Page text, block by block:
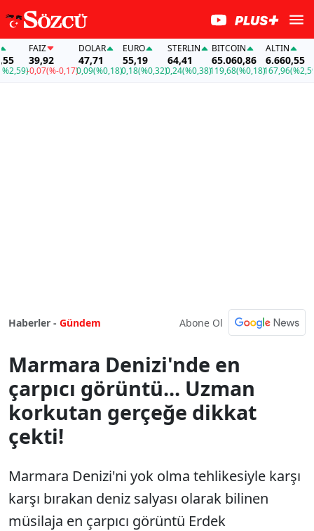
FAİZ
39,92
-0,07(%-0,17)
DOLAR
47,71
0,09(%0,18)
EURO
55,19
0,18(%0,32)
STERLIN
64,41
0,24(%0,38)
BITCOIN
65.060,86
119,68(%0,18)
ALTIN
6.660,55
167,96(%2,59)-
Haberler - Gündem Abone Ol
Marmara Denizi'nde en
çarpıcı görüntü... Uzman
korkutan gerçeğe dikkat
çekti!
Marmara Denizi'ni yok olma tehlikesiyle karşı
karşı bırakan deniz salyası olarak bilinen
müsilaja en çarpıcı görüntü Erdek